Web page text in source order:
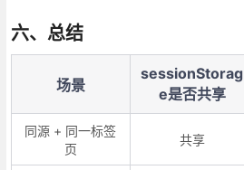
六、总结
场景
sessionStorag
e是否共享
同源 + 同一标签
页
共享